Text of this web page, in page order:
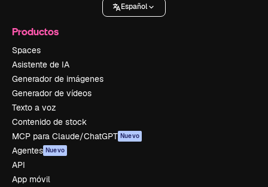
Español
Productos
Spaces
Asistente de IA
Generador de imágenes
Generador de vídeos
Texto a voz
Contenido de stock
MCP para Claude/ChatGPT Nuevo
Agentes Nuevo
API
App móvil